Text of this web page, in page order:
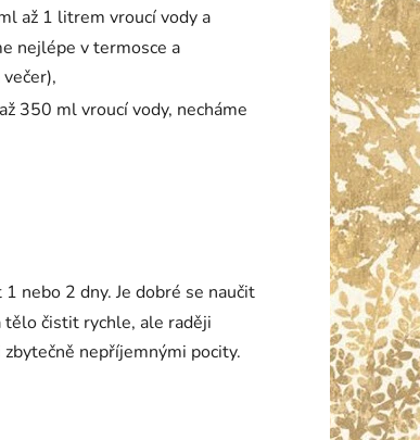
až 1 litrem vroucí vody a
nejlépe v termosce a
350 ml vroucí vody, necháme
nebo 2 dny. Je dobré se naučit
tělo čistit rychle, ale raději
nepříjemnými pocity.